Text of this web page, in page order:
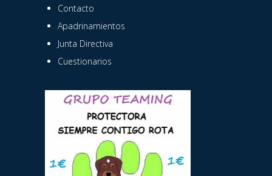
Contacto
Apadrinamientos
Junta Directiva
Cuestionarios